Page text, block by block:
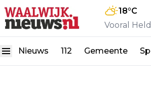
18°C
Vooral
Nieuws 112 Gemeente